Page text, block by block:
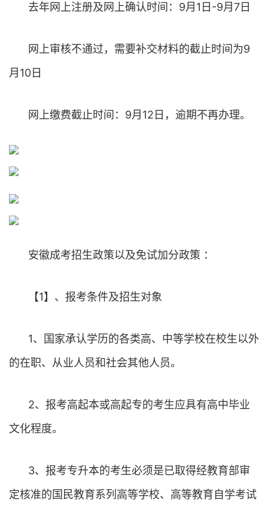
去年网上注册及网上确认时间：9月1日-9月7日
网上审核不通过，需要补交材料的截止时间为9
月10日
网上缴费截止时间：9月12日，逾期不再办理。
安徽成考招生政策以及免试加分政策 ：
【1】、报考条件及招生对象
1、国家承认学历的各类高、中等学校在校生以外
的在职、从业人员和社会其他人员。
2、报考高起本或高起专的考生应具有高中毕业
文化程度。
3、报考专升本的考生必须是已取得经教育部审
定核准的国民教育系列高等学校、高等教育自学考试